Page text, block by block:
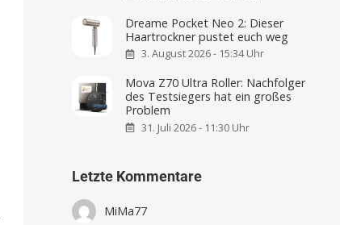
Dreame Pocket Neo 2: Dieser
Haartrockner pustet euch weg
3. August 2026 - 15:34 Uhr
Mova Z70 Ultra Roller: Nachfolger
des Testsiegers hat ein großes
Problem
31. Juli 2026 - 11:30 Uhr
Letzte Kommentare
MiMa77